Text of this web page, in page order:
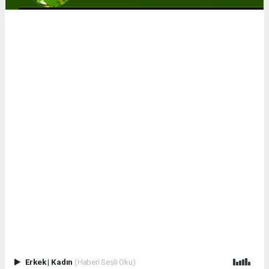
Erkek| Kadın (Haberi Sesli Oku)